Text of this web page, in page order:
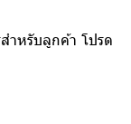
ำหรับลูกค้า โปรด